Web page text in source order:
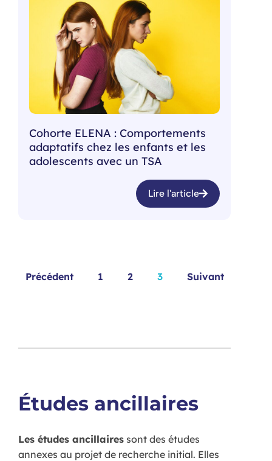
Cohorte ELENA : Comportements
adaptatifs chez les enfants et les
adolescents avec un TSA
Lire l'article
Précédent 1 2 3 Suivant
Études ancillaires
Les études ancillaires sont des études
annexes au projet de recherche initial. Elles